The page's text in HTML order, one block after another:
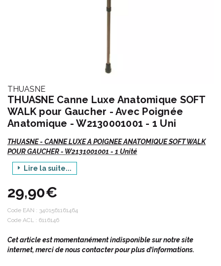
THUASNE
THUASNE Canne Luxe Anatomique SOFT
WALK pour Gaucher - Avec Poignée
Anatomique - W2130001001 - 1 Uni
THUASNE - CANNE LUXE A POIGNEE ANATOMIQUE SOFT WALK
POUR GAUCHER - W2131001001 - 1 Unité
Vte/R/D
A la fois résistante (130 kg maximum), très confortable et
esthétique. Elle est appréciée des hommes comme des
Lire la suite...
29,90€
Code EAN : 3401561161464
Code ACL : 6116146
Cet article est momentanément indisponible sur notre site
internet, merci de nous contacter pour plus d’informations.